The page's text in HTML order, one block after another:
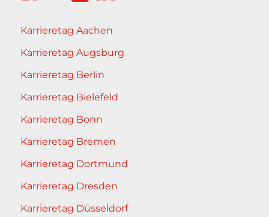
Karrieretag Aachen
Karrieretag Augsburg
Karrieretag Berlin
Karrieretag Bielefeld
Karrieretag Bonn
Karrieretag Bremen
Karrieretag Dortmund
Karrieretag Dresden
Karrieretag Düsseldorf